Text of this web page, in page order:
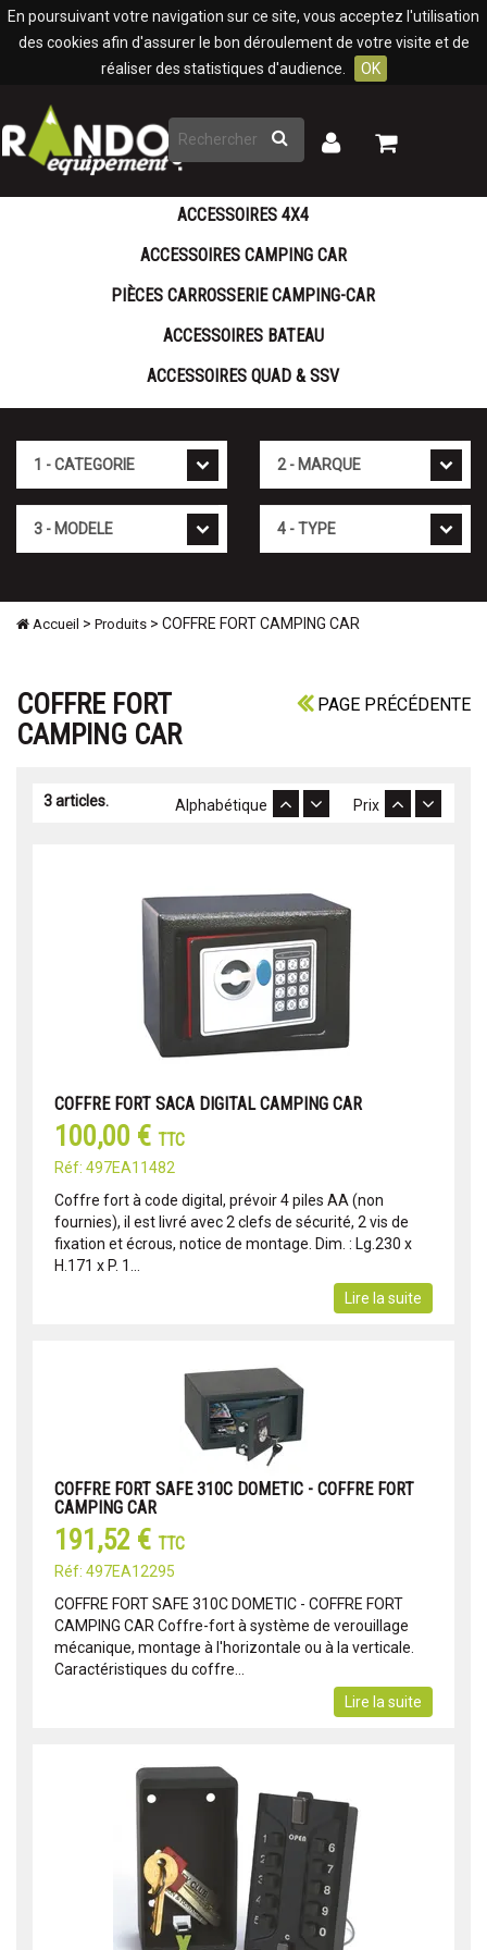
En poursuivant votre navigation sur ce site, vous acceptez l'utilisation
des cookies afin d'assurer le bon déroulement de votre visite et de
réaliser des statistiques d'audience.
OK
Rechercher
Mon
Mon
ACCESSOIRES 4X4
ACCESSOIRES CAMPING CAR
PIÈCES CARROSSERIE CAMPING-CAR
ACCESSOIRES BATEAU
ACCESSOIRES QUAD & SSV
Accueil > Produits > COFFRE FORT CAMPING CAR
PAGE PRÉCÉDENTE
COFFRE FORT
CAMPING CAR
3 articles. Prix
Alphabétique
COFFRE FORT SACA DIGITAL CAMPING CAR
100,00 € TTC
Réf: 497EA11482
Coffre fort à code digital, prévoir 4 piles AA (non
fournies), il est livré avec 2 clefs de sécurité, 2 vis de
fixation et écrous, notice de montage. Dim. : Lg.230 x
H.171 x P. 1...
Lire la suite
COFFRE FORT SAFE 310C DOMETIC - COFFRE FORT
CAMPING CAR
191,52 € TTC
Réf: 497EA12295
COFFRE FORT SAFE 310C DOMETIC - COFFRE FORT
CAMPING CAR Coffre-fort à système de verouillage
mécanique, montage à l'horizontale ou à la verticale.
Caractéristiques du coffre...
Lire la suite
Panneau de gestion des cookies